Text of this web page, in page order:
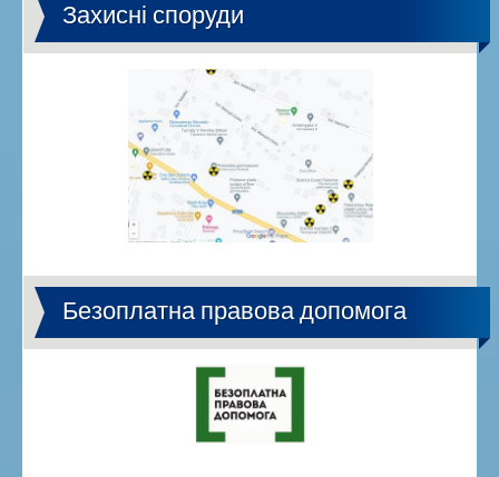
Захисні споруди
Безоплатна правова допомога